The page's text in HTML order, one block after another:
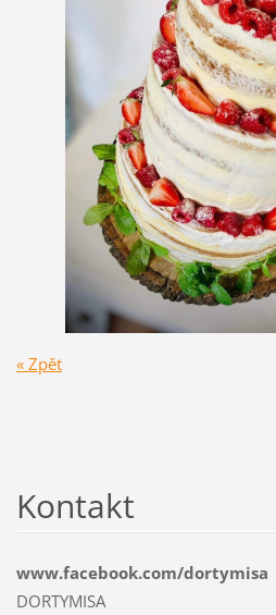
« Zpět
Kontakt
www.facebook.com/dortymisa
DORTYMISA